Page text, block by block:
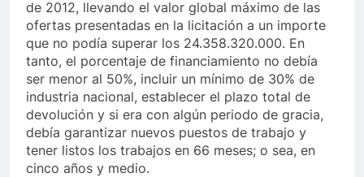
de 2012, llevando el valor global máximo de las
ofertas presentadas en la licitación a un importe
que no podía superar los 24.358.320.000. En
tanto, el porcentaje de financiamiento no debía
ser menor al 50%, incluir un mínimo de 30% de
industria nacional, establecer el plazo total de
devolución y si era con algún periodo de gracia,
debía garantizar nuevos puestos de trabajo y
tener listos los trabajos en 66 meses; o sea, en
cinco años y medio.